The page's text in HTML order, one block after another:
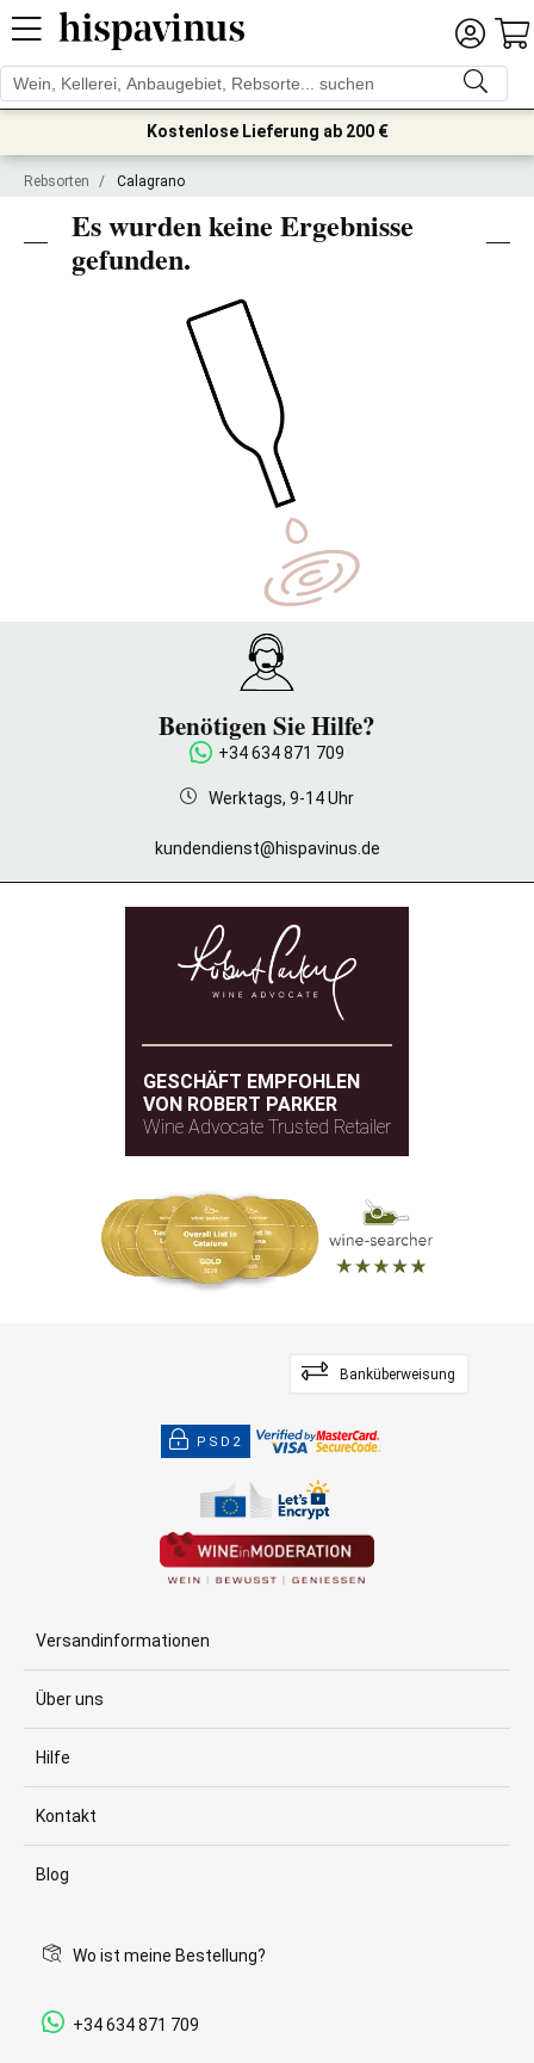
Kostenlose Lieferung ab 200 €
Rebsorten / Calagrano
Es wurden keine Ergebnisse
gefunden.
Benötigen Sie Hilfe?
+34 634 871 709
Werktags, 9-14 Uhr
kundendienst@hispavinus.de
GESCHÄFT EMPFOHLEN
VON ROBERT PARKER
Wine Advocate Trusted Retailer
Banküberweisung
PSD2
Versandinformationen
Über uns
Hilfe
Kontakt
Blog
Wo ist meine Bestellung?
+34 634 871 709